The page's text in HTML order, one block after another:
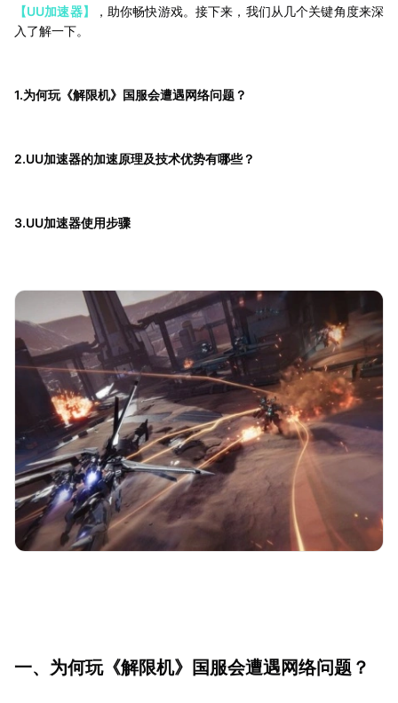
【UU加速器】
，助你畅快游戏。接下来，我们从几个关键角度来深
入了解一下。
1.为何玩《解限机》国服会遭遇网络问题？
2.UU加速器的加速原理及技术优势有哪些？
3.UU加速器使用步骤
一、为何玩《解限机》国服会遭遇网络问题？